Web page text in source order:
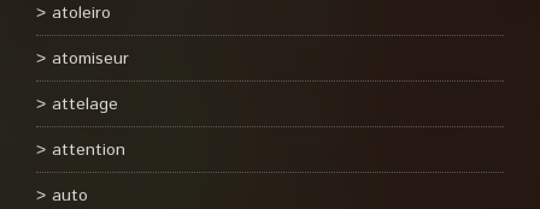
atoleiro
atomiseur
attelage
attention
auto